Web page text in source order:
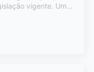
vigente. Um…